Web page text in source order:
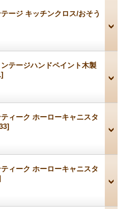
ージ キッチンクロス/おそう
テージハンドペイント木製
ィーク ホーローキャニスタ
ィーク ホーローキャニスタ